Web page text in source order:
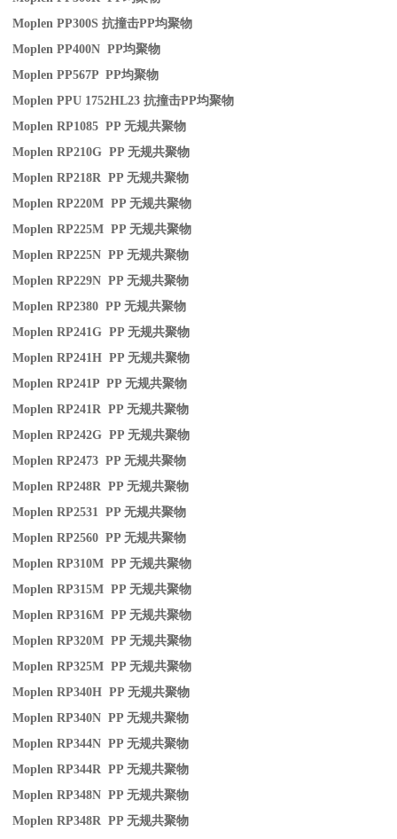
Moplen PP300S抗撞击PP均聚物
Moplen PP400N PP均聚物
Moplen PP567P PP均聚物
Moplen PPU 1752HL23抗撞击PP均聚物
Moplen RP1085 PP无规共聚物
Moplen RP210G PP无规共聚物
Moplen RP218R PP无规共聚物
Moplen RP220M PP无规共聚物
Moplen RP225M PP无规共聚物
Moplen RP225N PP无规共聚物
Moplen RP229N PP无规共聚物
Moplen RP2380 PP无规共聚物
Moplen RP241G PP无规共聚物
Moplen RP241H PP无规共聚物
Moplen RP241P PP无规共聚物
Moplen RP241R PP无规共聚物
Moplen RP242G PP无规共聚物
Moplen RP2473 PP无规共聚物
Moplen RP248R PP无规共聚物
Moplen RP2531 PP无规共聚物
Moplen RP2560 PP无规共聚物
Moplen RP310M PP无规共聚物
Moplen RP315M PP无规共聚物
Moplen RP316M PP无规共聚物
Moplen RP320M PP无规共聚物
Moplen RP325M PP无规共聚物
Moplen RP340H PP无规共聚物
Moplen RP340N PP无规共聚物
Moplen RP344N PP无规共聚物
Moplen RP344R PP无规共聚物
Moplen RP348N PP无规共聚物
Moplen RP348R PP无规共聚物